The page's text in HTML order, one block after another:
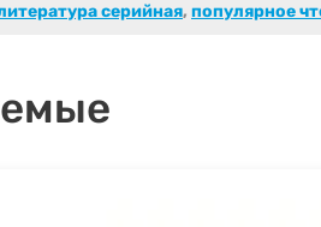
серийная, популярное